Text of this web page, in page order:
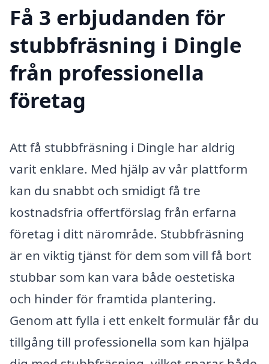
Få 3 erbjudanden för
stubbfräsning i Dingle
från professionella
företag
Att få stubbfräsning i Dingle har aldrig
varit enklare. Med hjälp av vår plattform
kan du snabbt och smidigt få tre
kostnadsfria offertförslag från erfarna
företag i ditt närområde. Stubbfräsning
är en viktig tjänst för dem som vill få bort
stubbar som kan vara både oestetiska
och hinder för framtida plantering.
Genom att fylla i ett enkelt formulär får du
tillgång till professionella som kan hjälpa